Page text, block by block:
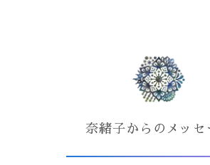
奈緒子からのメッセ